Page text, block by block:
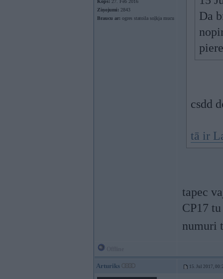
Kopš: 27. Feb 2016
Ziņojumi: 2843
Braucu ar: ogres statoila soļkja mucu
Da
csdd
tā ir
tapec
CP17
numuri
Arturiks 15. Jul 2017,